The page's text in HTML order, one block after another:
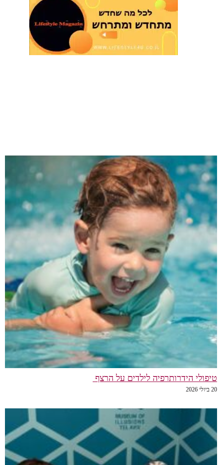
טיפולי הידרותרפיה לילדים על הרצף
20 ביולי 2026